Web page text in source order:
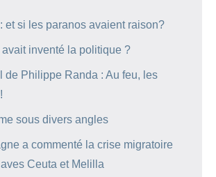
et si les paranos avaient raison?
avait inventé la politique ?
de Philippe Randa : Au feu, les
sous divers angles
a commenté la crise migratoire
Ceuta et Melilla